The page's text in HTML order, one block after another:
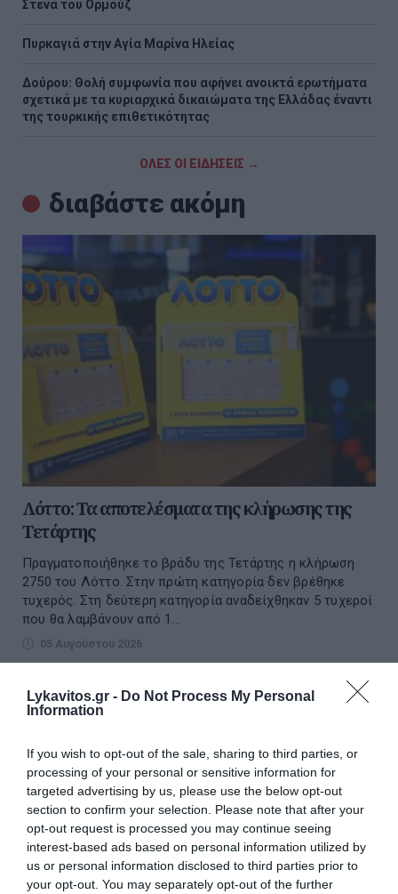
Lykavitos.gr - Do Not Process My Personal
Information
If you wish to opt-out of the sale, sharing to third parties, or
processing of your personal or sensitive information for
targeted advertising by us, please use the below opt-out
section to confirm your selection. Please note that after your
opt-out request is processed you may continue seeing
interest-based ads based on personal information utilized by
us or personal information disclosed to third parties prior to
your opt-out. You may separately opt-out of the further
Στενά του Ορμούζ
Πυρκαγιά στην Aγία Μαρίνα Ηλείας
Δούρου: Θολή συμφωνία που αφήνει ανοικτά ερωτήματα
σχετικά με τα κυριαρχικά δικαιώματα της Ελλάδας έναντι
της τουρκικής επιθετικότητας
ΟΛΕΣ ΟΙ ΕΙΔΗΣΕΙΣ →
διαβάστε ακόμη
Λόττο: Τα αποτελέσματα της κλήρωσης της
Τετάρτης
Πραγματοποιήθηκε το βράδυ της Τετάρτης η κλήρωση
2750 του Λόττο. Στην πρώτη κατηγορία δεν βρέθηκε
τυχερός. Στη δεύτερη κατηγορία αναδείχθηκαν 5 τυχεροί
που θα λαμβάνουν από 1...
05 Αυγούστου 2026